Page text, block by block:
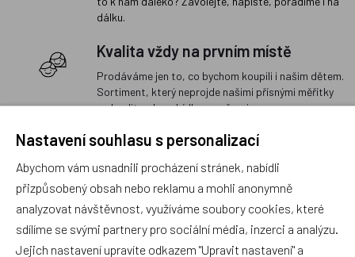
dálku.
Kvalita vždy na prvním místě
Prodáváme jen to, co bychom koupili i našim dětem.
Sortiment, který neprojde našimi přísnými měřítky
na kvalitu, do nabídky nezařazujeme.
Rychlé vyřízení reklamace i na dálku
Pokud to povaha vady umožňuje (zjevná
neopravitelnost výrobku), reklamaci vyřídíme i na
základě pouhého zaslání fotografií na náš email a
vyměníme zboží kus za kus. Vždy se snažíme šetřit
Váš čas a peníze. Můžeme si to dovolit, protože
naše kvalitní zboží zákazníci téměř nereklamují.
Nastavení souhlasu s personalizací
Abychom vám usnadnili procházení stránek, nabídli
přizpůsobený obsah nebo reklamu a mohli anonymně
analyzovat návštěvnost, využíváme soubory cookies, které
sdílíme se svými partnery pro sociální média, inzerci a analýzu.
Jejich nastavení upravíte odkazem "Upravit nastavení" a